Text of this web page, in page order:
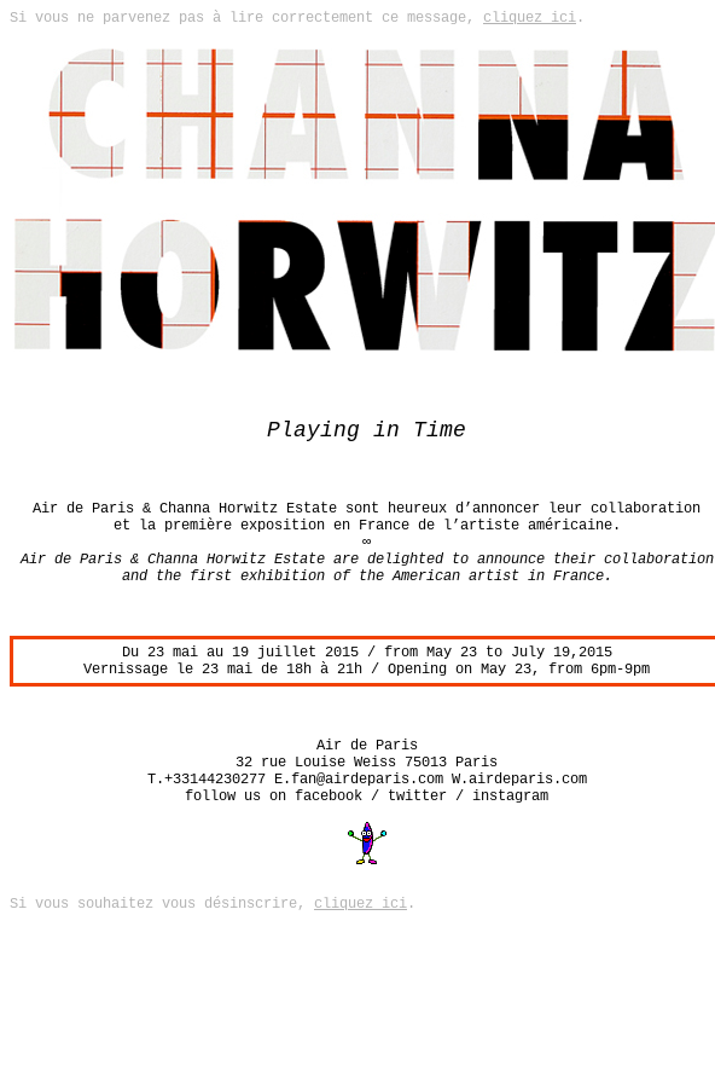
Si vous ne parvenez pas à lire correctement ce message, cliquez ici .
Playing in Time
Air de Paris & Channa Horwitz Estate sont heureux d’annoncer leur collaboration
et la première exposition en France de l’artiste américaine.
∞
Air de Paris & Channa Horwitz Estate are delighted to announce their collaboration
and the first exhibition of the American artist in France.
Du 23 mai au 19 juillet 2015 / from May 23 to July 19,2015
Vernissage le 23 mai de 18h à 21h / Opening on May 23, from 6pm-9pm
Air de Paris
32 rue Louise Weiss 75013 Paris
T.+33144230277 E.fan@airdeparis.com W.airdeparis.com
follow us on facebook / twitter / instagram
Si vous souhaitez vous désinscrire, cliquez ici .